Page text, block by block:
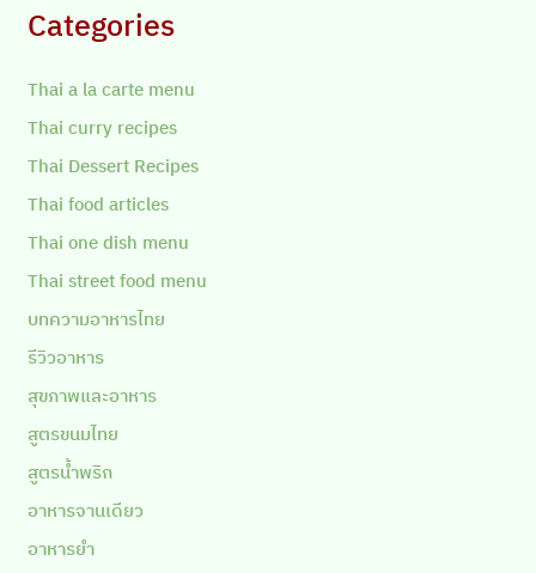
Categories
Thai a la carte menu
Thai curry recipes
Thai Dessert Recipes
Thai food articles
Thai one dish menu
Thai street food menu
บทความอาหารไทย
รีวิวอาหาร
สุขภาพและอาหาร
สูตรขนมไทย
สูตรน้ำพริก
อาหารจานเดียว
อาหารยำ